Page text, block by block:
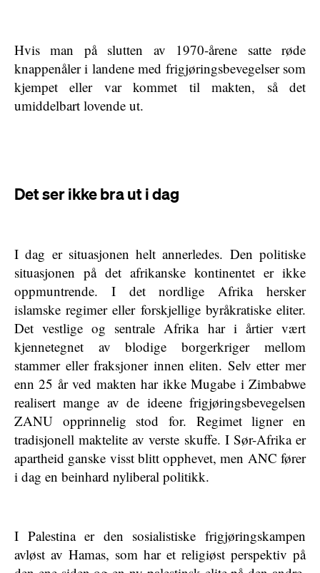
Hvis man på slutten av 1970-årene satte røde
knappenåler i landene med frigjøringsbevegelser som
kjempet eller var kommet til makten, så det
umiddelbart lovende ut.
Det ser ikke bra ut i dag
I dag er situasjonen helt annerledes. Den politiske
situasjonen på det afrikanske kontinentet er ikke
oppmuntrende. I det nordlige Afrika hersker
islamske regimer eller forskjellige byråkratiske eliter.
Det vestlige og sentrale Afrika har i årtier vært
kjennetegnet av blodige borgerkriger mellom
stammer eller fraksjoner innen eliten. Selv etter mer
enn 25 år ved makten har ikke Mugabe i Zimbabwe
realisert mange av de ideene frigjøringsbevegelsen
ZANU opprinnelig stod for. Regimet ligner en
tradisjonell maktelite av verste skuffe. I Sør-Afrika er
apartheid ganske visst blitt opphevet, men ANC fører
i dag en beinhard nyliberal politikk.
I Palestina er den sosialistiske frigjøringskampen
avløst av Hamas, som har et religiøst perspektiv på